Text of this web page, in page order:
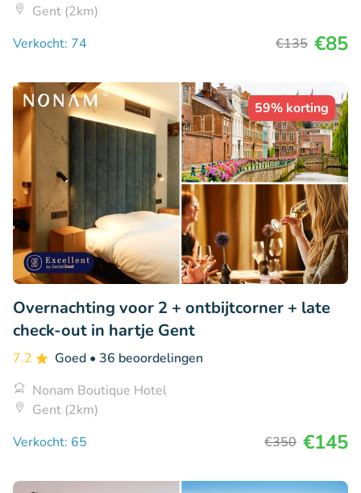
Gent (2km)
Verkocht: 74
€135 €85
59% korting
Overnachting voor 2 + ontbijtcorner + late
check-out in hartje Gent
7.2 Goed • 36 beoordelingen
Nonam Boutique Hotel
Gent (2km)
Verkocht: 65
€350 €145